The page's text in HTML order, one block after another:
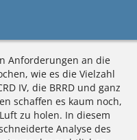
Anforderungen an die
wie es die Vielzahl
IV, die BRRD und ganz
schaffen es kaum noch,
zu holen. In diesem
Analyse des